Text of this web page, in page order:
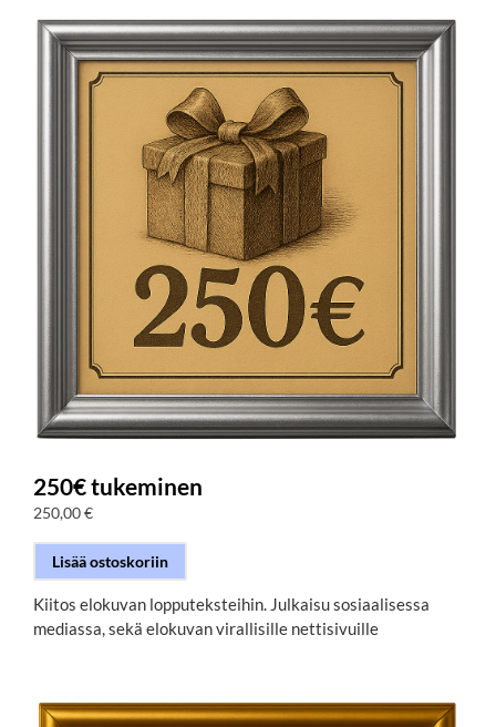
250€ tukeminen
250,00€
Lisää ostoskoriin
Kiitos elokuvan lopputeksteihin. Julkaisu sosiaalisessa
mediassa, sekä elokuvan virallisille nettisivuille